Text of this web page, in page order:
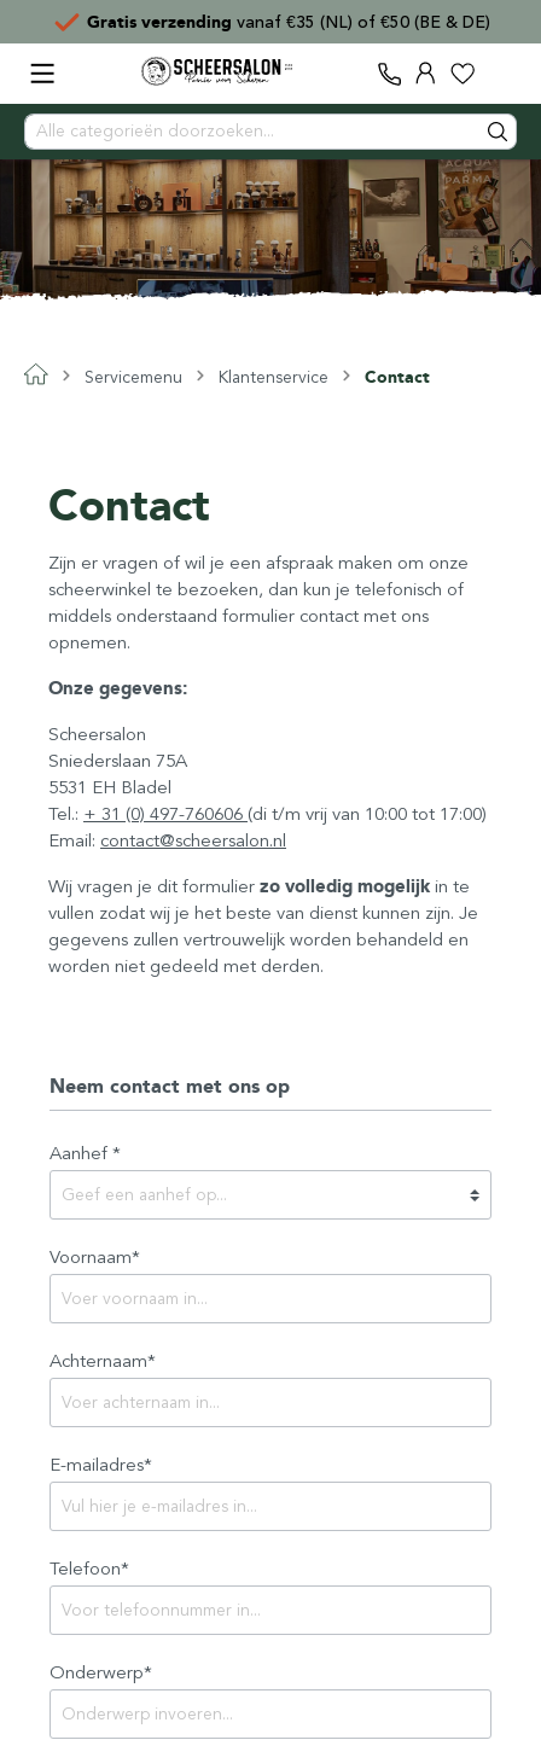
Gratis verzending vanaf €35 (NL) of €50 (BE & DE)
Servicemenu Klantenservice Contact
Contact
Zijn er vragen of wil je een afspraak maken om onze
scheerwinkel te bezoeken, dan kun je telefonisch of
middels onderstaand formulier contact met ons
opnemen.
Onze gegevens:
Scheersalon
Sniederslaan 75A
5531 EH Bladel
Tel.: + 31 (0) 497-760606 (di t/m vrij van 10:00 tot 17:00)
Email: contact@scheersalon.nl
Wij vragen je dit formulier zo volledig mogelijk in te
vullen zodat wij je het beste van dienst kunnen zijn. Je
gegevens zullen vertrouwelijk worden behandeld en
worden niet gedeeld met derden.
Neem contact met ons op
Aanhef *
Voornaam*
Achternaam*
E-mailadres*
Telefoon*
Onderwerp*